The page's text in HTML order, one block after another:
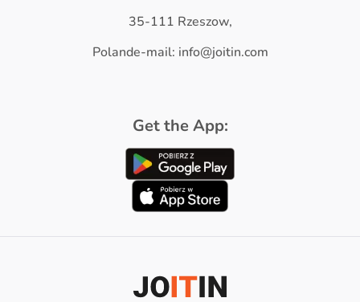
35-111 Rzeszow,
Polande-mail: info@joitin.com
Get the App: